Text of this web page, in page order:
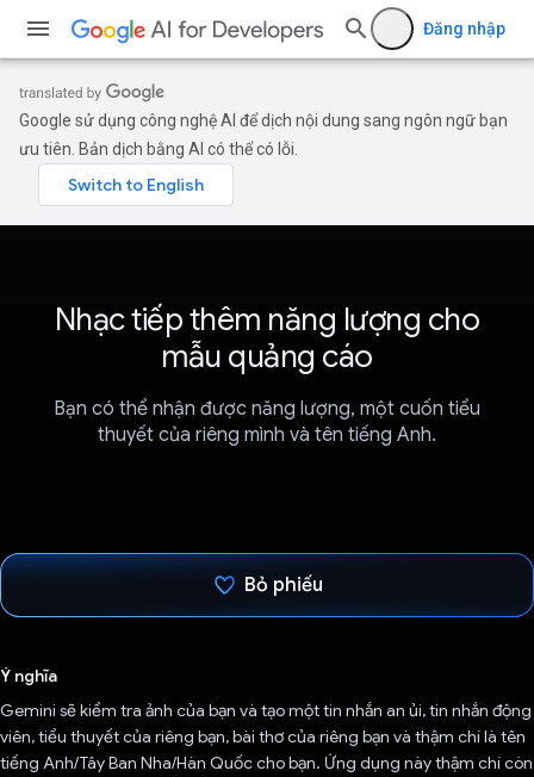
Đăng nhập
Google sử dụng công nghệ AI để dịch nội dung sang ngôn ngữ bạn
ưu tiên. Bản dịch bằng AI có thể có lỗi.
Nhạc tiếp thêm năng lượng cho
mẫu quảng cáo
Bạn có thể nhận được năng lượng, một cuốn tiểu
thuyết của riêng mình và tên tiếng Anh.
Bỏ phiếu
Ý nghĩa
Gemini sẽ kiểm tra ảnh của bạn và tạo một tin nhắn an ủi, tin nhắn động
viên, tiểu thuyết của riêng bạn, bài thơ của riêng bạn và thậm chí là tên
tiếng Anh/Tây Ban Nha/Hàn Quốc cho bạn. Ứng dụng này thậm chí còn